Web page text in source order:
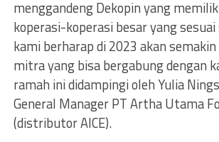
menggandeng Dekopin yang
koperasi-koperasi besar yang
kami berharap di 2023 akan
mitra yang bisa bergabung dengan
ramah ini didampingi oleh Yulia
General Manager PT Artha Utama
(distributor AICE).